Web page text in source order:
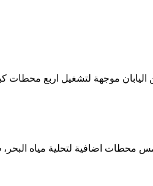
موجهة لتشغيل اربع محطات
محطات اضافية لتحلية مياه